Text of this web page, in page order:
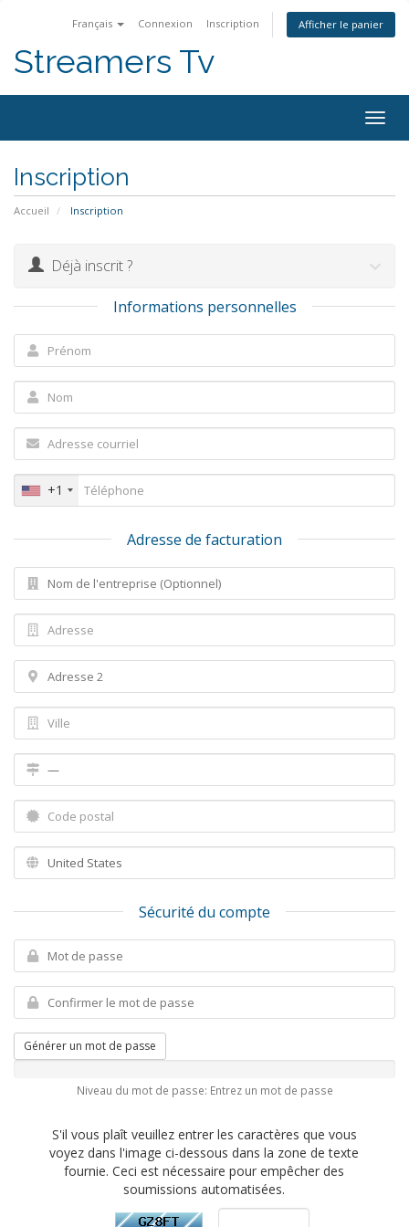
Français Connexion Inscription Afficher le panier
Streamers Tv
Inscription
Accueil Inscription
Déjà inscrit ?
Informations personnelles
+1
Adresse de facturation
Sécurité du compte
Générer un mot de passe
Niveau du mot de passe: Entrez un mot de passe
S'il vous plaît veuillez entrer les caractères que vous
voyez dans l'image ci-dessous dans la zone de texte
fournie. Ceci est nécessaire pour empêcher des
soumissions automatisées.